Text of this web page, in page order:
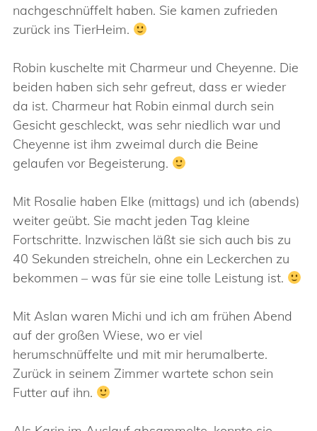
nachgeschnüffelt haben. Sie kamen zufrieden
zurück ins TierHeim.
Robin kuschelte mit Charmeur und Cheyenne. Die
beiden haben sich sehr gefreut, dass er wieder
da ist. Charmeur hat Robin einmal durch sein
Gesicht geschleckt, was sehr niedlich war und
Cheyenne ist ihm zweimal durch die Beine
gelaufen vor Begeisterung.
Mit Rosalie haben Elke (mittags) und ich (abends)
weiter geübt. Sie macht jeden Tag kleine
Fortschritte. Inzwischen läßt sie sich auch bis zu
40 Sekunden streicheln, ohne ein Leckerchen zu
bekommen – was für sie eine tolle Leistung ist.
Mit Aslan waren Michi und ich am frühen Abend
auf der großen Wiese, wo er viel
herumschnüffelte und mit mir herumalberte.
Zurück in seinem Zimmer wartete schon sein
Futter auf ihn.